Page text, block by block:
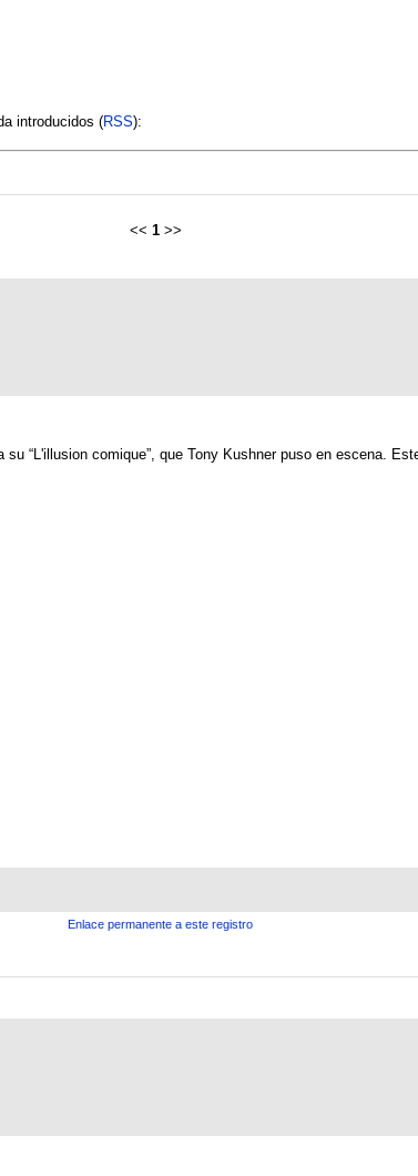
introducidos (RSS):
<< 1 >>
su “L'illusion comique”, que Tony Kushner puso en escena.
Enlace permanente a este registro